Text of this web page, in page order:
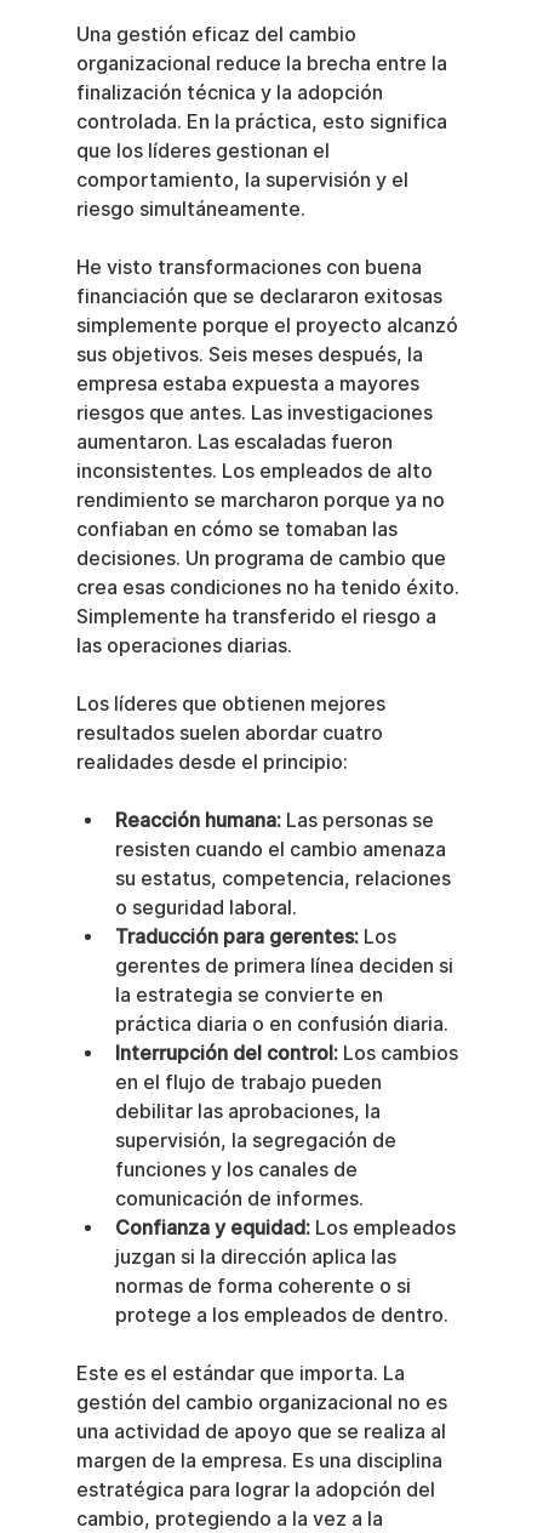
Una gestión eficaz del cambio
organizacional reduce la brecha entre la
finalización técnica y la adopción
controlada. En la práctica, esto significa
que los líderes gestionan el
comportamiento, la supervisión y el
riesgo simultáneamente.
He visto transformaciones con buena
financiación que se declararon exitosas
simplemente porque el proyecto alcanzó
sus objetivos. Seis meses después, la
empresa estaba expuesta a mayores
riesgos que antes. Las investigaciones
aumentaron. Las escaladas fueron
inconsistentes. Los empleados de alto
rendimiento se marcharon porque ya no
confiaban en cómo se tomaban las
decisiones. Un programa de cambio que
crea esas condiciones no ha tenido éxito.
Simplemente ha transferido el riesgo a
las operaciones diarias.
Los líderes que obtienen mejores
resultados suelen abordar cuatro
realidades desde el principio:
Reacción humana: Las personas se
resisten cuando el cambio amenaza
su estatus, competencia, relaciones
o seguridad laboral.
Traducción para gerentes: Los
gerentes de primera línea deciden si
la estrategia se convierte en
práctica diaria o en confusión diaria.
Interrupción del control: Los cambios
en el flujo de trabajo pueden
debilitar las aprobaciones, la
supervisión, la segregación de
funciones y los canales de
comunicación de informes.
Confianza y equidad: Los empleados
juzgan si la dirección aplica las
normas de forma coherente o si
protege a los empleados de dentro.
Este es el estándar que importa. La
gestión del cambio organizacional no es
una actividad de apoyo que se realiza al
margen de la empresa. Es una disciplina
estratégica para lograr la adopción del
cambio, protegiendo a la vez a la